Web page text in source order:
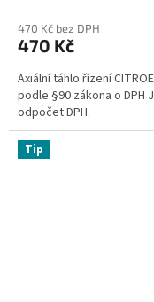
470 Kč bez DPH
470 Kč
Axiální táhlo řízení
podle §90 zákona o DPH
odpočet DPH.
Tip